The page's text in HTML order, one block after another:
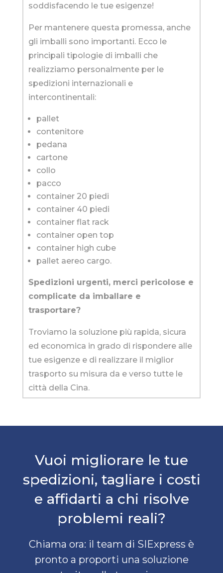
soddisfacendo le tue esigenze!
Per mantenere questa promessa, anche
gli imballi sono importanti. Ecco le
principali tipologie di imballi che
realizziamo personalmente per le
spedizioni internazionali e
intercontinentali:
pallet
contenitore
pedana
cartone
collo
pacco
container 20 piedi
container 40 piedi
container flat rack
container open top
container high cube
pallet aereo cargo.
Spedizioni urgenti, merci pericolose e
complicate da imballare e
trasportare?
Troviamo la soluzione più rapida, sicura
ed economica in grado di rispondere alle
tue esigenze e di realizzare il miglior
trasporto su misura da e verso tutte le
città della Cina.
Vuoi migliorare le tue
spedizioni, tagliare i costi
e affidarti a chi risolve
problemi reali?
Chiama ora: il team di SIExpress è
pronto a proporti una soluzione